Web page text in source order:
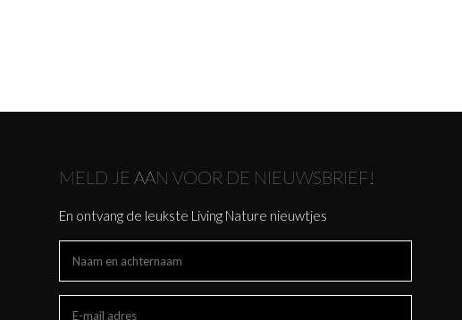
MELD JE AAN VOOR DE NIEUWSBRIEF!
En ontvang de leukste Living Nature nieuwtjes